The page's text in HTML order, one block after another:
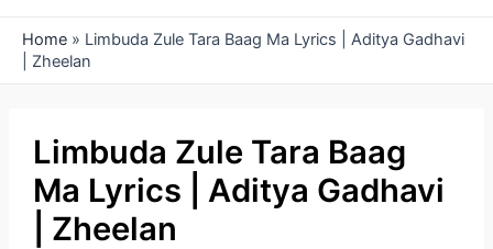
Home » Limbuda Zule Tara Baag Ma Lyrics | Aditya Gadhavi
| Zheelan
Limbuda Zule Tara Baag
Ma Lyrics | Aditya Gadhavi
| Zheelan